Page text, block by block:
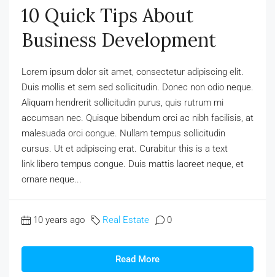
10 Quick Tips About
Business Development
Lorem ipsum dolor sit amet, consectetur adipiscing elit.
Duis mollis et sem sed sollicitudin. Donec non odio neque.
Aliquam hendrerit sollicitudin purus, quis rutrum mi
accumsan nec. Quisque bibendum orci ac nibh facilisis, at
malesuada orci congue. Nullam tempus sollicitudin
cursus. Ut et adipiscing erat. Curabitur this is a text
link libero tempus congue. Duis mattis laoreet neque, et
ornare neque...
10 years ago Real Estate 0
Read More